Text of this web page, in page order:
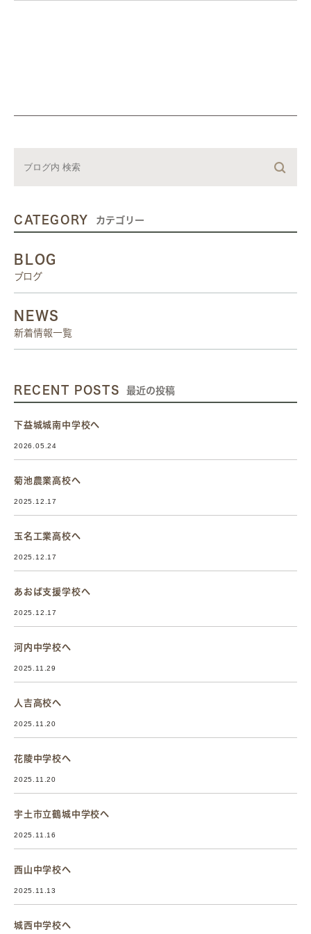
CATEGORY カテゴリー
BLOG
ブログ
NEWS
新着情報一覧
RECENT POSTS 最近の投稿
下益城城南中学校へ
2026.05.24
菊池農業高校へ
2025.12.17
玉名工業高校へ
2025.12.17
あおば支援学校へ
2025.12.17
河内中学校へ
2025.11.29
人吉高校へ
2025.11.20
花陵中学校へ
2025.11.20
宇土市立鶴城中学校へ
2025.11.16
西山中学校へ
2025.11.13
城西中学校へ